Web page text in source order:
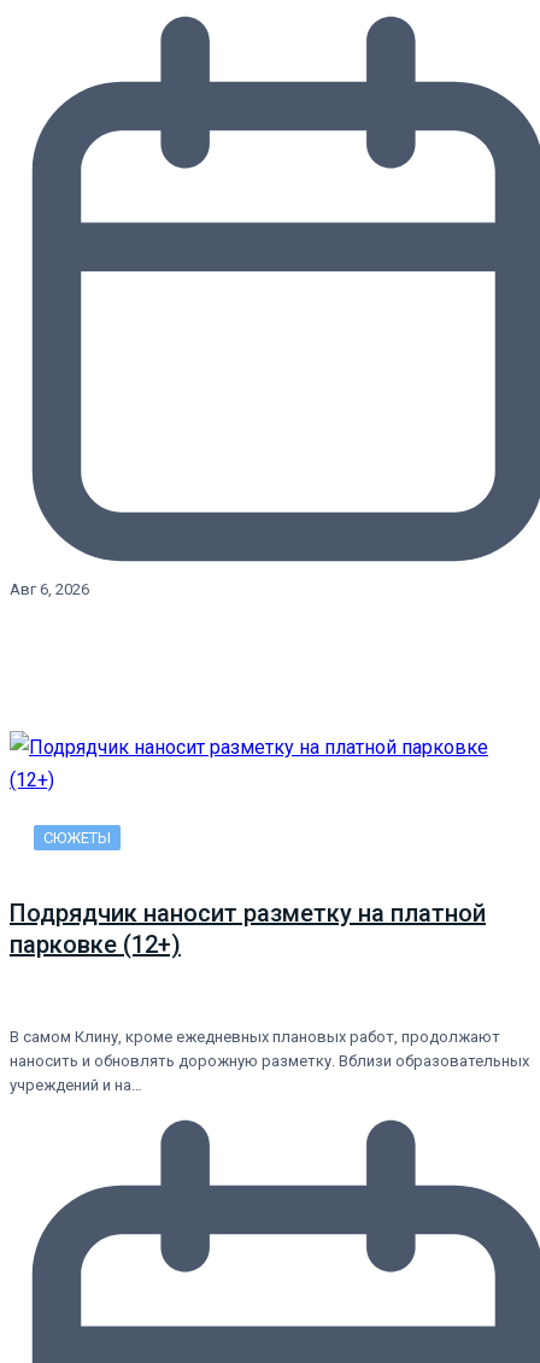
Авг 6, 2026
СЮЖЕТЫ
Подрядчик наносит разметку на платной
парковке (12+)
В самом Клину, кроме ежедневных плановых работ, продолжают
наносить и обновлять дорожную разметку. Вблизи образовательных
учреждений и на…